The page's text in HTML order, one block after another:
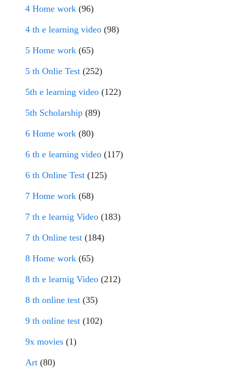
4 Home work (96)
4 th e learning video (98)
5 Home work (65)
5 th Onlie Test (252)
5th e learning video (122)
5th Scholarship (89)
6 Home work (80)
6 th e learning video (117)
6 th Online Test (125)
7 Home work (68)
7 th e learnig Video (183)
7 th Online test (184)
8 Home work (65)
8 th e learnig Video (212)
8 th online test (35)
9 th online test (102)
9x movies (1)
Art (80)